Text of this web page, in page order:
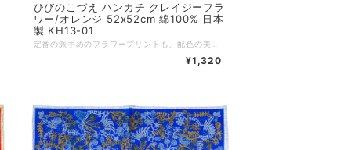
ひびのこづえ ハンカチ クレイジーフラ
ワー/オレンジ 52x52cm 綿100% 日本
製 KH13-01
¥1,320